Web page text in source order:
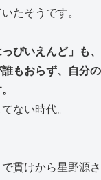
たそうです。
ぴいえんど」も、
もおらず、自分の
ない時代。
貫けから星野源さ